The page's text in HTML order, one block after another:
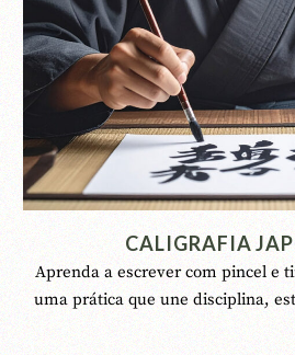
Aprenda a escrever com pincel e
uma prática que une disciplina,
CALIGRAFIA